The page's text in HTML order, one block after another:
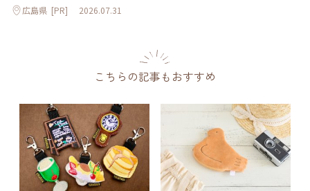
広島県 [PR] 2026.07.31
こちらの記事もおすすめ